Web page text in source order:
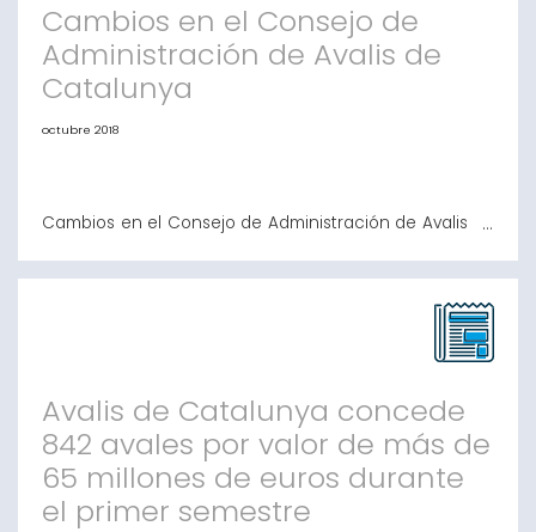
Cambios en el Consejo de
Administración de Avalis de
Catalunya
octubre 2018
Cambios en el Consejo de Administración de Avalis de
López Arranz dejó de ser miembro del Consejo de
jubilación de sus responsabilidades en BANKIA. El Sr.
López Arranz se incorporó como miembro del Consejo
Avalis de Catalunya concede
842 avales por valor de más de
65 millones de euros durante
el primer semestre